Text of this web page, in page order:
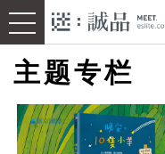
主题专栏